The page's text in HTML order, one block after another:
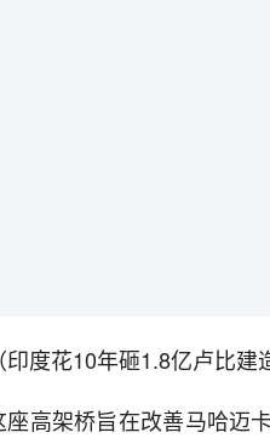
（印度花10年砸1.8亿卢比
座高架桥旨在改善马哈迈